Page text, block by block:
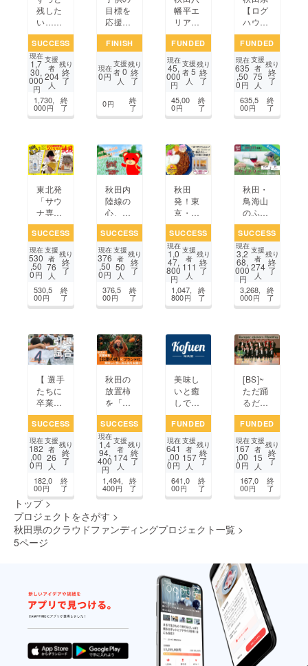
残した
い…昭
和のド
ライブ
イン
「仙岩
峠の茶
屋」10
0年先
へプロ
SUCCESS
現在
1,7
30,
000
円
支援
者
204
人
残り
終
了
1,730,
000円
終
了
目標を
応援し
たい！
FINISH
現在
0円
支援
者0
人
残り
終
了
0円 終
了
幡平エ
リアで
冬なら
ではの
アウト
ドアレ
ジャー
を充実
させた
い！！
FUNDED
現在
45,
000
円
支援
者5
人
残り
終
了
45,00
0円
終
了
【ログ
ハウス
空き家
再生】
自然を
堪能で
きる一
棟貸し
の宿泊
施設を
FUNDED
現在
635
,50
0円
支援
者
75
人
残り
終
了
635,5
00円
終
了
東北発
「サウ
ナ専用
サイ
ダー」
を開発
した
い！秋
田の魅
力を今
風に発
ジェク
ト
SUCCESS
現在
530
,50
0円
支援
者
76
人
残り
終
了
530,5
00円
終
了
秋田内
陸線の
心、彩
る旅の
詩！旅
行記漫
画作成
の旅！
～ベア
たんを
秋田に
て！
SUCCESS
現在
376
,50
0円
支援
者
50
人
残り
終
了
376,5
00円
終
了
秋田
発！東
京・日
本橋ア
ルポル
トカ
フェ総
料理長
監修
「絶品
キーマ
誕生！
SUCCESS
現在
1,0
47,
800
円
支援
者
111
人
残り
終
了
1,047,
800円
終
了
秋田・
鳥海山
のふも
とでワ
イナ
リー開
業に挑
戦！～
ふるさ
との美
しい風
～
SUCCESS
現在
3,2
68,
000
円
支援
者
274
人
残り
終
了
3,268,
000円
終
了
【 選手
たちに
卒業式
を！ 】
卒業す
る選
手・
コーチ
の引退
試合を
開催し
たい！
SUCCESS
現在
182
,00
0円
支援
者
26
人
残り
終
了
182,0
00円
終
了
秋田の
放置柿
を「北
限の
柿」に
ブラン
ド化！
健康的
で美味
しい柿
の魅力
に届け
たい
SUCCESS
現在
1,4
94,
400
円
支援
者
174
人
残り
終
了
1,494,
400円
終
了
美味し
いと癒
しで
ゆった
りした
時間を
満喫で
きる空
間を作
りたい
FUNDED
現在
641
,00
0円
支援
者
157
人
残り
終
了
641,0
00円
終
了
[BS]~
ただ踊
るだけ
じゃな
い~大
勢の人
が楽し
めるダ
ンス
ショー
を企画
FUNDED
現在
167
,00
0円
支援
者
15
人
残り
終
了
167,0
00円
終
了
トップ >
プロジェクトをさがす >
秋田県のクラウドファンディングプロジェクト一覧 >
5ページ
4 5 6 7
次のページ